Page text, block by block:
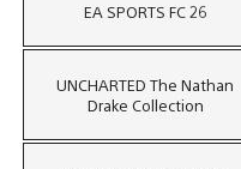
EA SPORTS FC 26
UNCHARTED The Nathan
Drake Collection